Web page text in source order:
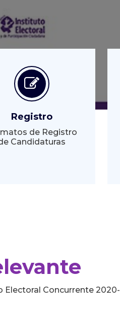
Registro
de Registro
Candidaturas
Electoral Concurrente 2020-